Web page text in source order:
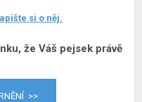
si o něj.
že Váš pejsek právě
>>